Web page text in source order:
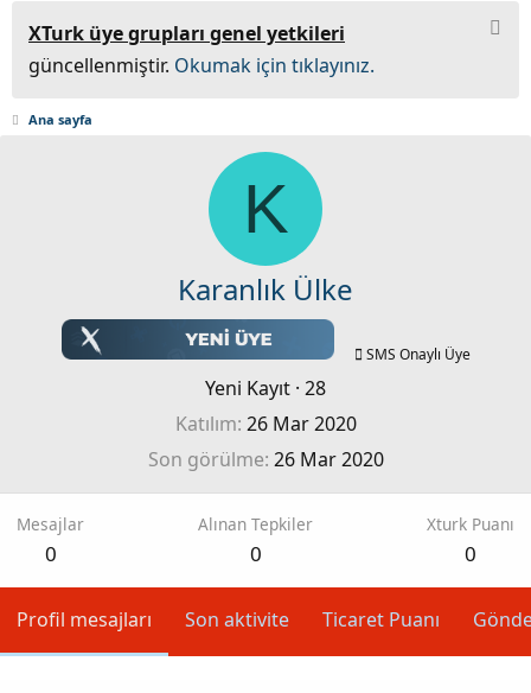
XTurk üye grupları genel yetkileri
güncellenmiştir. Okumak için tıklayınız.
Ana sayfa
K
Karanlık Ülke
SMS Onaylı Üye
Yeni Kayıt · 28
Katılım 26 Mar 2020
Son görülme 26 Mar 2020
Mesajlar
0
Alınan Tepkiler
0
Xturk Puanı
0
Profil mesajları Son aktivite Ticaret Puanı